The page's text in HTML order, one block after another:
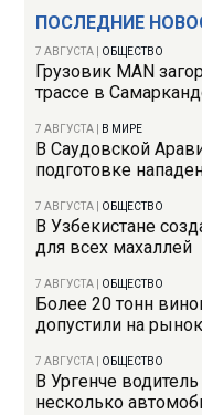
ПОСЛЕДНИЕ
7 АВГУСТА ОБЩЕСТВО
Грузовик MAN
трассе в
7 АВГУСТА В МИРЕ
В Саудовской
подготовке
7 АВГУСТА ОБЩЕСТВО
В Узбекистане
для всех махаллей
7 АВГУСТА ОБЩЕСТВО
Более 20 тонн
допустили на
7 АВГУСТА ОБЩЕСТВО
В Ургенче
несколько